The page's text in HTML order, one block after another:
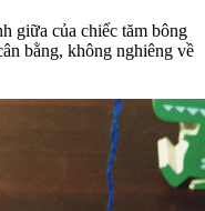
giữa của chiếc tăm bông
bằng, không nghiêng về